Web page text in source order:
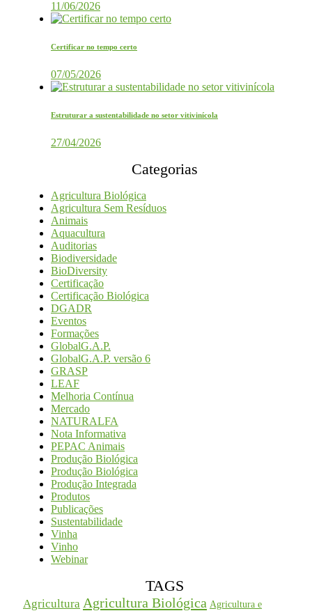
11/06/2026
Certificar no tempo certo
07/05/2026
Estruturar a sustentabilidade no setor vitivinícola
27/04/2026
Categorias
Agricultura Biológica
Agricultura Sem Resíduos
Animais
Aquacultura
Auditorias
Biodiversidade
BioDiversity
Certificação
Certificação Biológica
DGADR
Eventos
Formações
GlobalG.A.P.
GlobalG.A.P. versão 6
GRASP
LEAF
Melhoria Contínua
Mercado
NATURALFA
Nota Informativa
PEPAC Animais
Produção Biológica
Produção Biológica
Produção Integrada
Produtos
Publicações
Sustentabilidade
Vinha
Vinho
Webinar
TAGS
Agricultura Agricultura Biológica Agricultura e